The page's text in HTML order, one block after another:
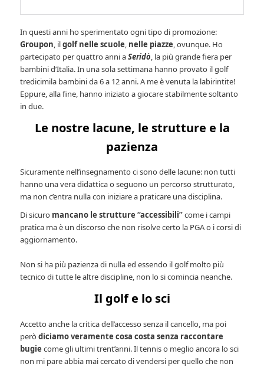
In questi anni ho sperimentato ogni tipo di promozione:
Groupon, ilgolf nelle scuole, nelle piazze, ovunque. Ho
partecipato per quattro anni aSeridò, la più grande fiera per
bambini d’Italia. In una sola settimana hanno provato il golf
tredicimila bambini da 6 a 12 anni. A me è venuta la labirintite!
Eppure, alla fine, hanno iniziato a giocare stabilmente soltanto
in due.
Le nostre lacune, le strutture e la
pazienza
Sicuramente nell’insegnamento ci sono delle lacune: non tutti
hanno una vera didattica o seguono un percorso strutturato,
ma non c’entra nulla con iniziare a praticare una disciplina.
Di sicuro mancano le strutture “accessibili”come i campi
pratica ma è un discorso che non risolve certo la PGA o i corsi di
aggiornamento.
Non si ha più pazienza di nulla ed essendo il golf molto più
tecnico di tutte le altre discipline, non lo si comincia neanche.
Il golf e lo sci
Accetto anche la critica dell’accesso senza il cancello, ma poi
peròdiciamo veramente cosa costa senza raccontare
bugie come gli ultimi trent’anni. Il tennis o meglio ancora lo sci
non mi pare abbia mai cercato di vendersi per quello che non